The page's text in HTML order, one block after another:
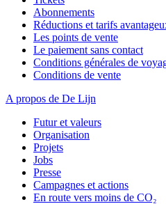
Abonnements
Réductions et tarifs
Les points de vente
Le paiement sans contact
Conditions générales de
Conditions de vente
A propos de De Lijn
Futur et valeurs
Organisation
Projets
Jobs
Presse
Campagnes et actions
En route vers moins de CO₂